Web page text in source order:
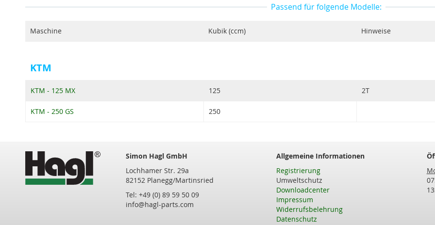
Passend für folgende Modelle:
Maschine Kubik (ccm) Hinweise
KTM
KTM - 125 MX 125 2T
KTM - 250 GS 250
Simon Hagl GmbH
Lochhamer Str. 29a
82152 Planegg/Martinsried
Tel: +49 (0) 89 59 50 09
info@hagl-parts.com
Allgemeine Informationen
Registrierung
Umweltschutz
Downloadcenter
Impressum
Widerrufsbelehrung
Datenschutz